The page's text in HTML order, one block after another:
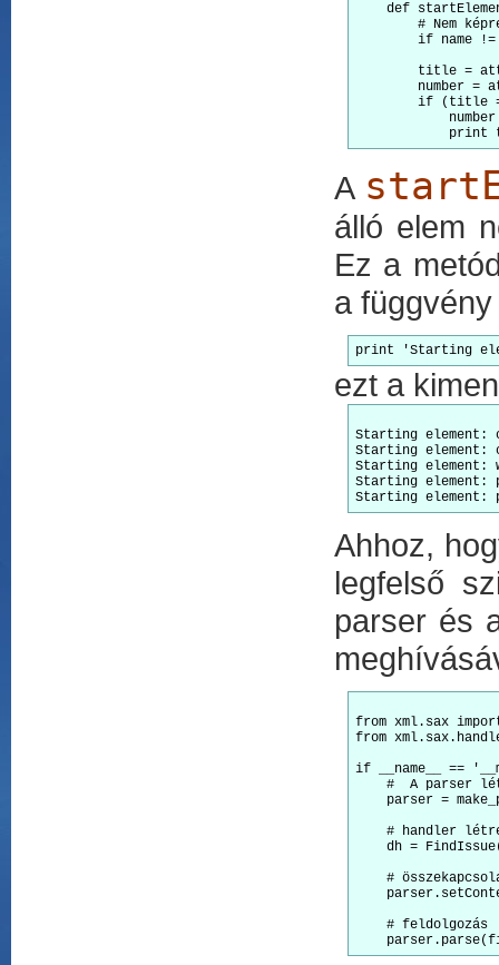
def
# Nem
if name
title =
number =
if (title
A
álló elem
Ez a
a
print 'Starting
ezt a
Starting element:
Starting element:
Starting element:
Starting element:
Ahhoz,
legfelső
parser és
from xml.sax
from
if __name__ ==
#  A parser
parser =
# handler
dh =
#
    # feldolgozás